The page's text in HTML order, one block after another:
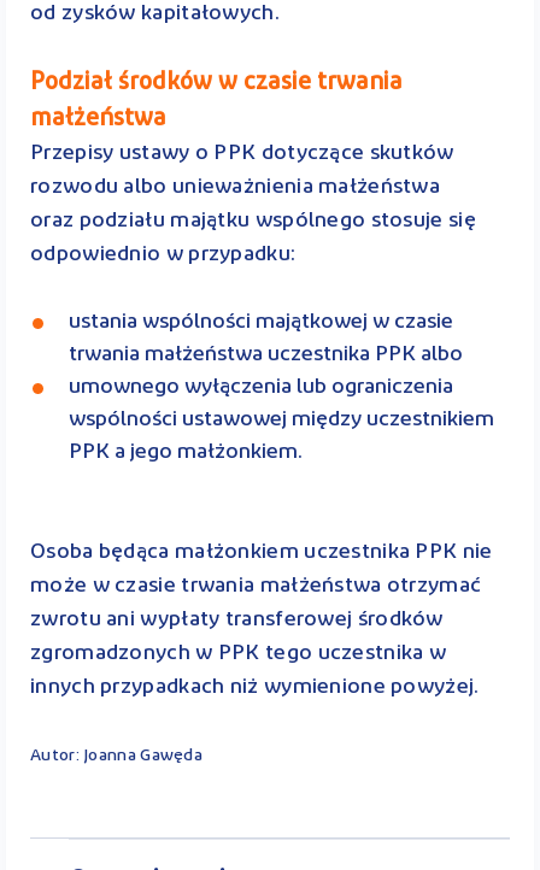
od zysków kapitałowych.
Podział środków w czasie trwania
małżeństwa
Przepisy ustawy o PPK dotyczące skutków
rozwodu albo unieważnienia małżeństwa
oraz podziału majątku wspólnego stosuje się
odpowiednio w przypadku:
ustania wspólności majątkowej w czasie
trwania małżeństwa uczestnika PPK albo
umownego wyłączenia lub ograniczenia
wspólności ustawowej między uczestnikiem
PPK a jego małżonkiem.
Osoba będąca małżonkiem uczestnika PPK nie
może w czasie trwania małżeństwa otrzymać
zwrotu ani wypłaty transferowej środków
zgromadzonych w PPK tego uczestnika w
innych przypadkach niż wymienione powyżej.
Autor: Joanna Gawęda